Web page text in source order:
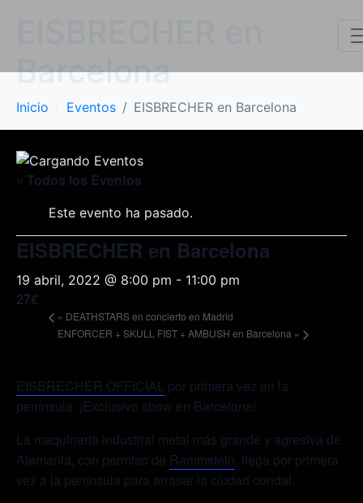
Barcelona
Inicio Eventos EISBRECHER en Barcelona
« Todos los Eventos
Este evento ha pasado.
EISBRECHER en Barcelona
19 abril, 2022 @ 8:00 pm - 11:00 pm
27€
« DEATHSTARS en concierto en Madrid
ENFORCER + SKULL FIST + AMBUSH en Barcelona »
EISBRECHER OFFICIAL por primera vez en la
península. ¡Exclusivo show en Barcelona!
La maquinaria industrial metal más grande y agresiva de
Alemania, con permiso de Rammstein, llega por primera
vez a la península para arrasar la ciudad condal.